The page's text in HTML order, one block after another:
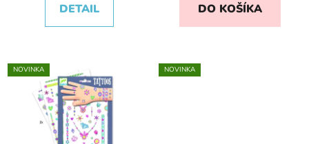
DETAIL DO KOŠÍKA
NOVINKA NOVINKA